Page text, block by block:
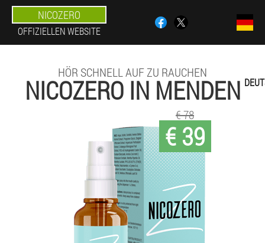
NICOZERO
OFFIZIELLEN WEBSITE
HÖR SCHNELL AUF ZU RAUCHEN
NICOZERO IN MENDEN
€ 39
€ 78